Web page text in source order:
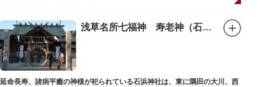
浅草名所七福神 寿老神（石浜神社）
延命長寿、諸病平癒の神様が祀られている石浜神社は、東に隅田の大川、西